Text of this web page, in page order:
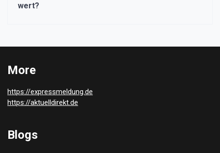
wert?
More
https://expressmeldung.de
https://aktuelldirekt.de
Blogs